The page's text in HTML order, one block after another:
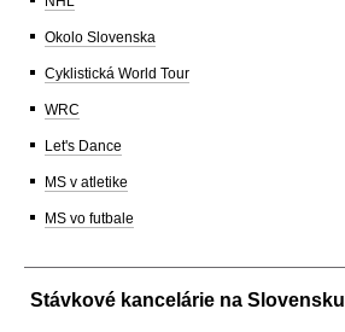
Okolo Slovenska
Cyklistická World Tour
WRC
Let's Dance
MS v atletike
MS vo futbale
Stávkové kancelárie na Slovensku